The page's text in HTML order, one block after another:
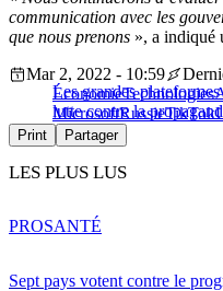
communication avec les
que nous prenons », a indiqué
Les grandes
lutte contre la
Mar 2, 2022 - 10:59
ÉconomieTechnologies
MicrosoftRussieTikTok
Print Partager
LES PLUS LUS
Sept pays votent contre le
PROSANTÉ